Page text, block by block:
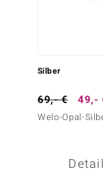
BY DE MELO
Silber
69,- € 49,-
Welo-Opal-